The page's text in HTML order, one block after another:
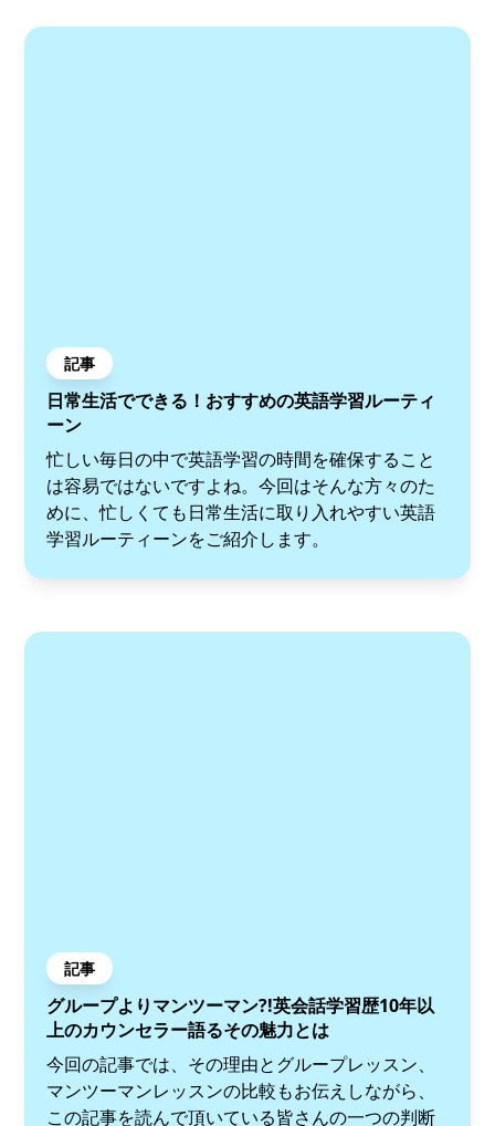
記事
日常生活でできる！おすすめの英語学習ルーティ
ーン
忙しい毎日の中で英語学習の時間を確保すること
は容易ではないですよね。今回はそんな方々のた
めに、忙しくても日常生活に取り入れやすい英語
学習ルーティーンをご紹介します。
記事
グループよりマンツーマン?!英会話学習歴10年以
上のカウンセラー語るその魅力とは
今回の記事では、その理由とグループレッスン、
マンツーマンレッスンの比較もお伝えしながら、
この記事を読んで頂いている皆さんの一つの判断